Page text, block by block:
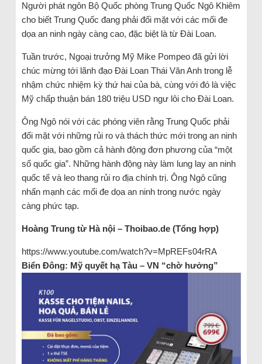
Người phát ngôn Bộ Quốc phòng Trung Quốc Ngô Khiêm
cho biết Trung Quốc đang phải đối mặt với các mối đe
dọa an ninh ngày càng cao, đặc biệt là từ Đài Loan.
Tuần trước, Ngoại trưởng Mỹ Mike Pompeo đã gửi lời
chúc mừng tới lãnh đạo Đài Loan Thái Văn Anh trong lễ
nhậm chức nhiệm kỳ thứ hai của bà, cùng với đó là việc
Mỹ chấp thuận bán 180 triệu USD ngư lôi cho Đài Loan.
Ông Ngô nói với các phóng viên rằng Trung Quốc phải
đối mặt với những rủi ro và thách thức mới trong an ninh
quốc gia, bao gồm cả hành động đơn phương của “một
số quốc gia”. Những hành động này làm lung lay an ninh
quốc tế và leo thang rủi ro địa chính trị. Ông Ngô cũng
nhấn mạnh các mối đe dọa an ninh trong nước ngày
càng phức tạp.
Hoàng Trung từ Hà nội – Thoibao.de (Tổng hợp)
https://www.youtube.com/watch?v=MpREFs04rRA
Biển Đông: Mỹ quyết hạ Tàu – VN “chờ hưởng”